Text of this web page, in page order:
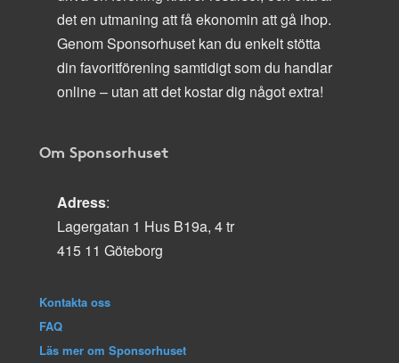
det en utmaning att få ekonomin att gå ihop.
Genom Sponsorhuset kan du enkelt stötta
din favoritförening samtidigt som du handlar
online – utan att det kostar dig något extra!
Om Sponsorhuset
Adress:
Lagergatan 1 Hus B19a, 4 tr
415 11 Göteborg
Kontakta oss
FAQ
Läs mer om Sponsorhuset